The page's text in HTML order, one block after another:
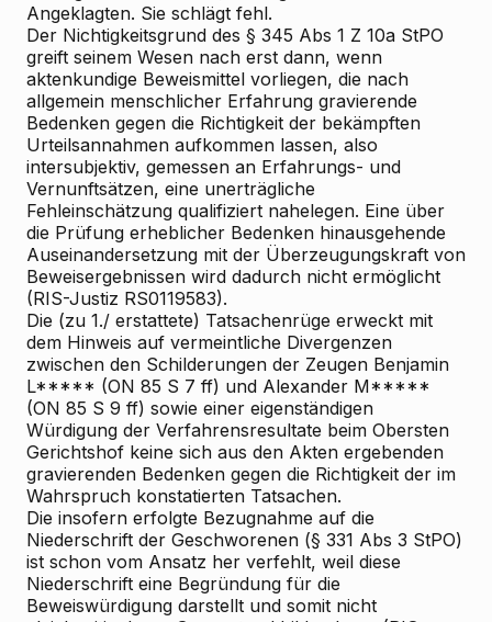
Angeklagten. Sie schlägt fehl.
Der Nichtigkeitsgrund des § 345 Abs 1 Z 10a StPO
greift seinem Wesen nach erst dann, wenn
aktenkundige Beweismittel vorliegen, die nach
allgemein menschlicher Erfahrung gravierende
Bedenken gegen die Richtigkeit der bekämpften
Urteilsannahmen aufkommen lassen, also
intersubjektiv, gemessen an Erfahrungs- und
Vernunftsätzen, eine unerträgliche
Fehleinschätzung qualifiziert nahelegen. Eine über
die Prüfung erheblicher Bedenken hinausgehende
Auseinandersetzung mit der Überzeugungskraft von
Beweisergebnissen wird dadurch nicht ermöglicht
(RIS-Justiz RS0119583).
Die (zu 1./ erstattete) Tatsachenrüge erweckt mit
dem Hinweis auf vermeintliche Divergenzen
zwischen den Schilderungen der Zeugen Benjamin
L***** (ON 85 S 7 ff) und Alexander M*****
(ON 85 S 9 ff) sowie einer eigenständigen
Würdigung der Verfahrensresultate beim Obersten
Gerichtshof keine sich aus den Akten ergebenden
gravierenden Bedenken gegen die Richtigkeit der im
Wahrspruch konstatierten Tatsachen.
Die insofern erfolgte Bezugnahme auf die
Niederschrift der Geschworenen (§ 331 Abs 3 StPO)
ist schon vom Ansatz her verfehlt, weil diese
Niederschrift eine Begründung für die
Beweiswürdigung darstellt und somit nicht